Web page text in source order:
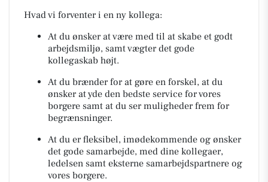
Hvad vi forventer i en ny kollega:
At du ønsker at være med til at skabe et godt
arbejdsmiljø, samt vægter det gode
kollegaskab højt.
At du brænder for at gøre en forskel, at du
ønsker at yde den bedste service for vores
borgere samt at du ser muligheder frem for
begrænsninger.
At du er fleksibel, imødekommende og ønsker
det gode samarbejde, med dine kollegaer,
ledelsen samt eksterne samarbejdspartnere og
vores borgere.